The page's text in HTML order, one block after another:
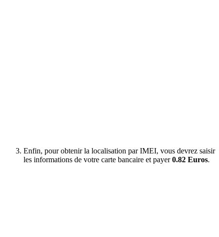
Enfin, pour obtenir la localisation par IMEI, vous devrez saisir
les informations de votre carte bancaire et payer0.82 Euros.